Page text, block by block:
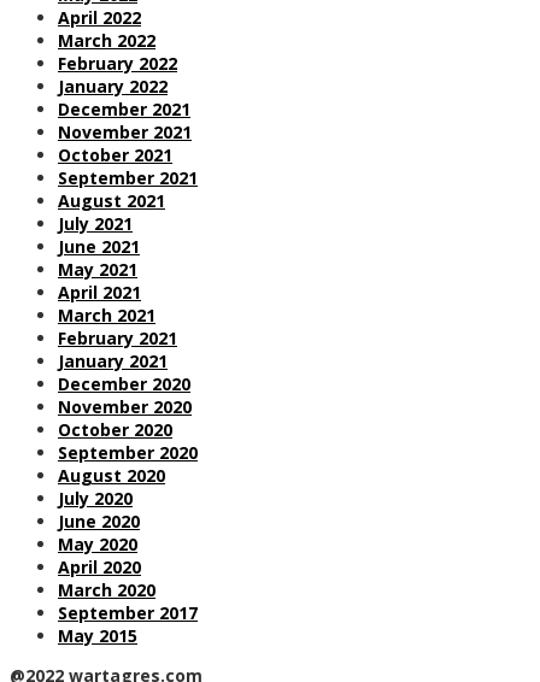
April 2022
March 2022
February 2022
January 2022
December 2021
November 2021
October 2021
September 2021
August 2021
July 2021
June 2021
May 2021
April 2021
March 2021
February 2021
January 2021
December 2020
November 2020
October 2020
September 2020
August 2020
July 2020
June 2020
May 2020
April 2020
March 2020
September 2017
May 2015
@2022 wartagres.com